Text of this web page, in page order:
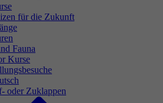
für die Zukunft
Fauna
Kurse
oder Zuklappen